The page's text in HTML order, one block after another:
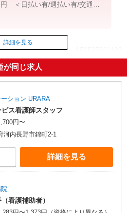
＜日払い有/週払い有/交通費
む)＞
ID：AE0527661132
載期間終了
詳細を見る
が同じ求人
ション URARA
ス看護師スタッフ
円〜
河内長野市錦町2-1
詳細を見る
看護補助者）